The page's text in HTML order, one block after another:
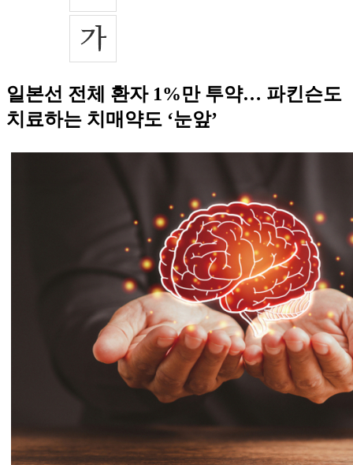
일본선 전체 환자 1%만 투약… 파킨슨도
치료하는 치매약도 ‘눈앞’